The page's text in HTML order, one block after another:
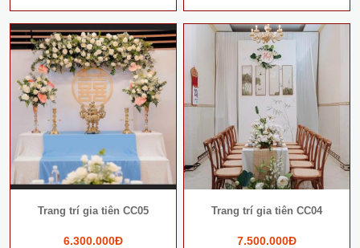
Trang trí gia tiên CC05
6.300.000Đ
Trang trí gia tiên CC04
7.500.000Đ